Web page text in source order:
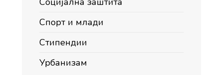
Спорт и млади
Стипендии
Урбанизам